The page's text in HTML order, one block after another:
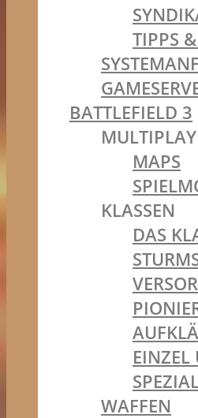
TIPPS
BATTLEFIELD 3
MAPS
KLASSEN
DAS
WAFFEN